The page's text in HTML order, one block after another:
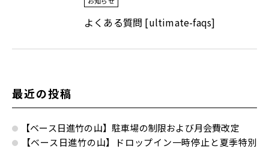
よくある質問 [ultimate-faqs]
最近の投稿
【ベース日進竹の山】駐車場の制限および月会費改定
【ベース日進竹の山】ドロップイン一時停止と夏季特別